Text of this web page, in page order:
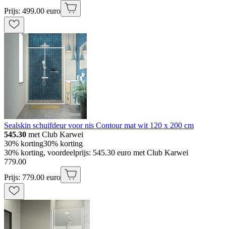
Prijs: 499.00 euro
Sealskin schuifdeur voor nis Contour mat wit 120 x 200 cm
545.30 met Club Karwei
30% korting30% korting
30% korting, voordeelprijs: 545.30 euro met Club Karwei
779.00
Prijs: 779.00 euro